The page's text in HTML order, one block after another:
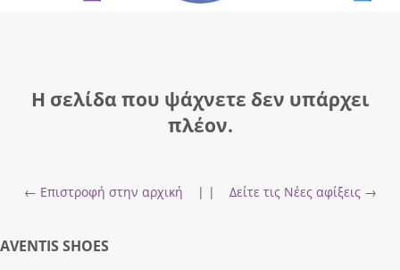
Η σελίδα που ψάχνετε δεν υπάρχει
πλέον.
← Επιστροφή στην αρχική | | Δείτε τις Νέες αφίξεις →
AVENTIS SHOES